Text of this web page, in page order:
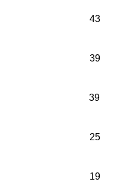
43
(Bayern) 39
(Hessen) 39
25
(Hessen) 19